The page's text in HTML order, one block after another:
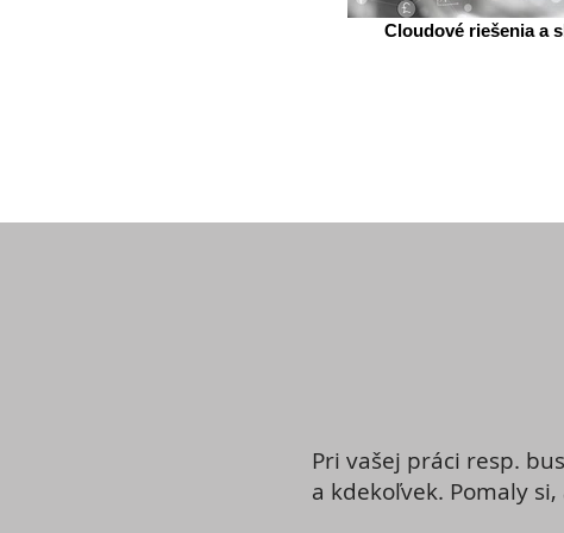
Cloudové riešenia a
Pri vašej práci resp.
a kdekoľvek. Pomaly